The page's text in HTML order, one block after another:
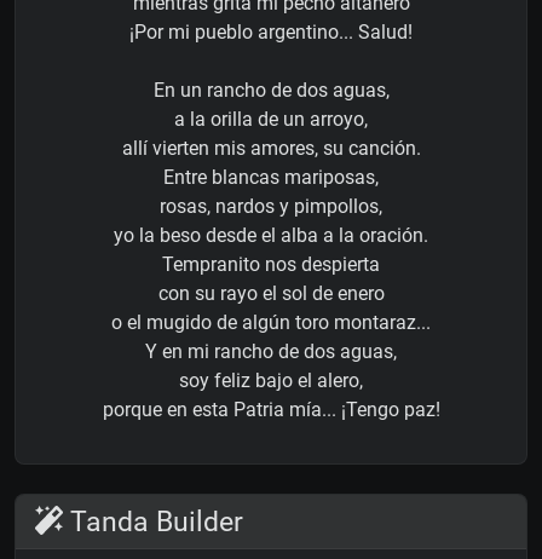
¡Por mi pueblo argentino... Salud!
En un rancho de dos aguas,
a la orilla de un arroyo,
allí vierten mis amores, su canción.
Entre blancas mariposas,
rosas, nardos y pimpollos,
yo la beso desde el alba a la oración.
Tempranito nos despierta
con su rayo el sol de enero
o el mugido de algún toro montaraz...
Y en mi rancho de dos aguas,
soy feliz bajo el alero,
porque en esta Patria mía... ¡Tengo paz!
Tanda Builder